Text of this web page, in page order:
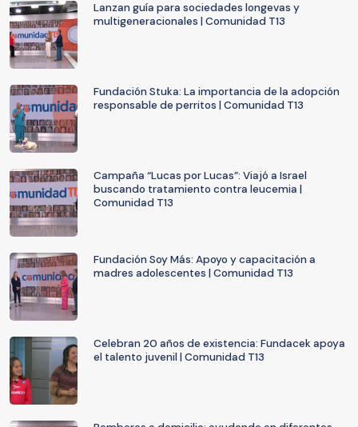
Lanzan guía para sociedades longevas y
multigeneracionales | Comunidad T13
Fundación Stuka: La importancia de la adopción
responsable de perritos | Comunidad T13
Campaña “Lucas por Lucas”: Viajó a Israel
buscando tratamiento contra leucemia |
Comunidad T13
Fundación Soy Más: Apoyo y capacitación a
madres adolescentes | Comunidad T13
Celebran 20 años de existencia: Fundacek apoya
el talento juvenil | Comunidad T13